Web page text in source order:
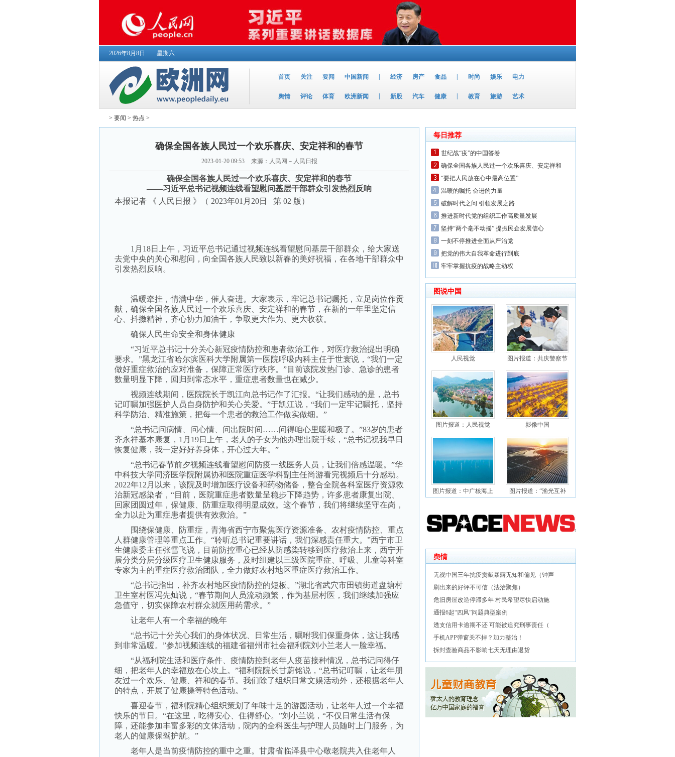
2026年8月8日 星期六
首页 关注 要闻 中国新闻 经济 房产 食品 时尚 娱乐 电力
舆情 评论 体育 欧洲新闻 新股 汽车 健康 教育 旅游 艺术
> 要闻 > 热点 >
确保全国各族人民过一个欢乐喜庆、安定祥和的春节
2023-01-20 09:53 来源：人民网－人民日报
确保全国各族人民过一个欢乐喜庆、安定祥和的春节
——习近平总书记视频连线看望慰问基层干部群众引发热烈反响
本报记者
《 人民日报 》（ 2023年01月20日 第 02 版）
1月18日上午，习近平总书记通过视频连线看望慰问基层干部群众，给大家送
去党中央的关心和慰问，向全国各族人民致以新春的美好祝福，在各地干部群众中
引发热烈反响。
温暖牵挂，情满中华，催人奋进。大家表示，牢记总书记嘱托，立足岗位作贡
献，确保全国各族人民过一个欢乐喜庆、安定祥和的春节，在新的一年里坚定信
心、抖擞精神，齐心协力加油干，争取更大作为、更大收获。
确保人民生命安全和身体健康
“习近平总书记十分关心新冠疫情防控和患者救治工作，对医疗救治提出明确
要求。”黑龙江省哈尔滨医科大学附属第一医院呼吸内科主任于世寰说，“我们一定
做好重症救治的应对准备，保障正常医疗秩序。”目前该院发热门诊、急诊的患者
数量明显下降，回归到常态水平，重症患者数量也在减少。
视频连线期间，医院院长于凯江向总书记作了汇报。“让我们感动的是，总书
记叮嘱加强医护人员自身防护和关心关爱。”于凯江说，“我们一定牢记嘱托，坚持
科学防治、精准施策，把每一个患者的救治工作做实做细。”
“总书记问病情、问心情、问出院时间……问得咱心里暖和极了。”83岁的患者
齐永祥基本康复，1月19日上午，老人的子女为他办理出院手续，“总书记祝我早日
恢复健康，我一定好好养身体，开心过大年。”
“总书记春节前夕视频连线看望慰问防疫一线医务人员，让我们倍感温暖。”华
中科技大学同济医学院附属协和医院重症医学科副主任尚游看完视频后十分感动。
2022年12月以来，该院及时增加医疗设备和药物储备，整合全院各科室医疗资源救
治新冠感染者，“目前，医院重症患者数量呈稳步下降趋势，许多患者康复出院、
回家团圆过年，保健康、防重症取得明显成效。这个春节，我们将继续坚守在岗，
全力以赴为重症患者提供有效救治。”
围绕保健康、防重症，青海省西宁市聚焦医疗资源准备、农村疫情防控、重点
人群健康管理等重点工作。“聆听总书记重要讲话，我们深感责任重大。”西宁市卫
生健康委主任张雪飞说，目前防控重心已经从防感染转移到医疗救治上来，西宁开
展分类分层分级医疗卫生健康服务，及时组建以三级医院重症、呼吸、儿童等科室
专家为主的重症医疗救治团队，全力做好农村地区重症医疗救治工作。
“总书记指出，补齐农村地区疫情防控的短板。”湖北省武穴市田镇街道盘塘村
卫生室村医冯先灿说，“春节期间人员流动频繁，作为基层村医，我们继续加强应
急值守，切实保障农村群众就医用药需求。”
让老年人有一个幸福的晚年
“总书记十分关心我们的身体状况、日常生活，嘱咐我们保重身体，这让我感
到非常温暖。”参加视频连线的福建省福州市社会福利院刘小兰老人一脸幸福。
“从福利院生活和医疗条件、疫情防控到老年人疫苗接种情况，总书记问得仔
细，把老年人的幸福放在心坎上。”福利院院长甘蔚铭说，“总书记叮嘱，让老年朋
友过一个欢乐、健康、祥和的春节。我们除了组织日常文娱活动外，还根据老年人
的特点，开展了健康操等特色活动。”
喜迎春节，福利院精心组织策划了年味十足的游园活动，让老年人过一个幸福
快乐的节日。“在这里，吃得安心、住得舒心。”刘小兰说，“不仅日常生活有保
障，还能参加丰富多彩的文体活动，院内的全科医生与护理人员随时上门服务，为
老人的健康保驾护航。”
老年人是当前疫情防控的重中之重。甘肃省临泽县中心敬老院共入住老年人
每日推荐
世纪战“疫”的中国答卷
确保全国各族人民过一个欢乐喜庆、安定祥和
“要把人民放在心中最高位置”
温暖的嘱托 奋进的力量
破解时代之问 引领发展之路
推进新时代党的组织工作高质量发展
坚持“两个毫不动摇” 提振民企发展信心
一刻不停推进全面从严治党
把党的伟大自我革命进行到底
牢牢掌握抗疫的战略主动权
图说中国
人民视觉 图片报道：共庆警察节
图片报道：人民视觉 影像中国
图片报道：中广核海上 图片报道：“渔光互补
舆情
无视中国三年抗疫贡献暴露无知和偏见（钟声
刷出来的好评不可信（法治聚焦）
危旧房屋改造停滞多年 村民希望尽快启动施
通报6起“四风”问题典型案例
透支信用卡逾期不还 可能被追究刑事责任（
手机APP弹窗关不掉？加力整治！
拆封查验商品不影响七天无理由退货